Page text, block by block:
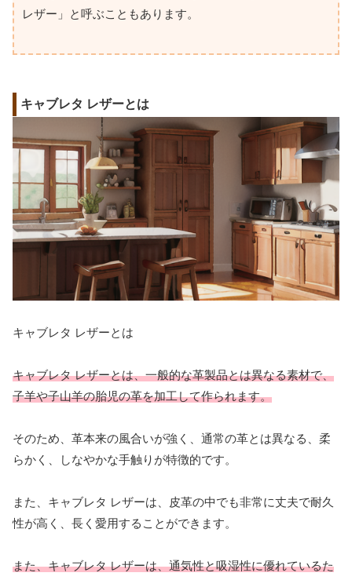
レザー」と呼ぶこともあります。
キャブレタ レザーとは
キャブレタ レザーとは
キャブレタ レザーとは、一般的な革製品とは異なる素材で、
子羊や子山羊の胎児の革を加工して作られます。
そのため、革本来の風合いが強く、通常の革とは異なる、柔
らかく、しなやかな手触りが特徴的です。
また、キャブレタ レザーは、皮革の中でも非常に丈夫で耐久
性が高く、長く愛用することができます。
また、キャブレタ レザーは、通気性と吸湿性に優れているた